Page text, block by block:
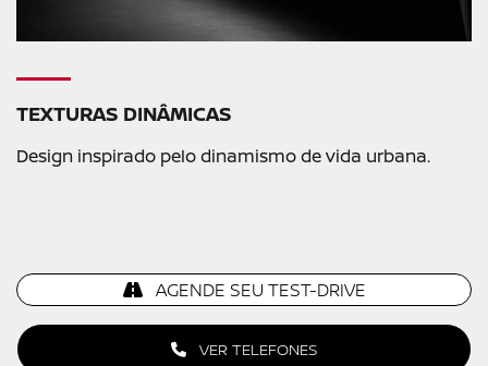
TEXTURAS DINÂMICAS
Design inspirado pelo dinamismo de vida urbana.
VER TELEFONES
AGENDE SEU TEST-DRIVE